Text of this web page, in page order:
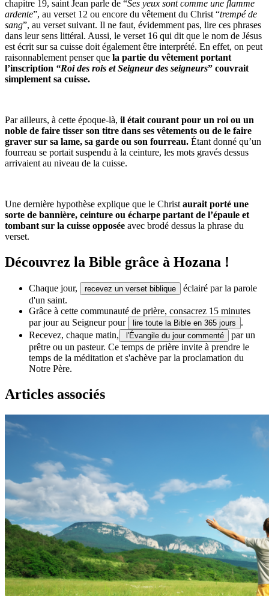
chapitre 19, saint Jean parle de “Ses yeux sont comme une flamme
ardente”, au verset 12 ou encore du vêtement du Christ “trempé de
sang”, au verset suivant. Il ne faut, évidemment pas, lire ces phrases
dans leur sens littéral. Aussi, le verset 16 qui dit que le nom de Jésus
est écrit sur sa cuisse doit également être interprété. En effet, on peut
raisonnablement penser que la partie du vêtement portant
l’inscription “Roi des rois et Seigneur des seigneurs” couvrait
simplement sa cuisse.
Par ailleurs, à cette époque-là, il était courant pour un roi ou un
noble de faire tisser son titre dans ses vêtements ou de le faire
graver sur sa lame, sa garde ou son fourreau. Étant donné qu’un
fourreau se portait suspendu à la ceinture, les mots gravés dessus
arrivaient au niveau de la cuisse.
Une dernière hypothèse explique que le Christ aurait porté une
sorte de bannière, ceinture ou écharpe partant de l’épaule et
tombant sur la cuisse opposée avec brodé dessus la phrase du
verset.
Découvrez la Bible grâce à Hozana !
Chaque jour, recevez un verset biblique
éclairé par la parole
d'un saint.
Grâce à cette communauté de prière, consacrez 15 minutes
par jour au Seigneur pour
lire toute la Bible en 365 jours
.
Recevez, chaque matin,
l'Évangile du jour commenté
par un
prêtre ou un pasteur. Ce temps de prière invite à prendre le
temps de la méditation et s'achève par la proclamation du
Notre Père.
Articles associés